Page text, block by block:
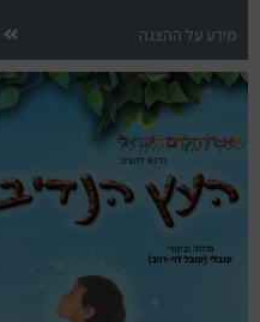
הופעות חיות
הצגות תיאטרון
מחזות זמר
מחול ובלט
מידע על ההצגה